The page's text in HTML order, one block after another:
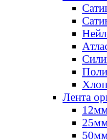
Лента